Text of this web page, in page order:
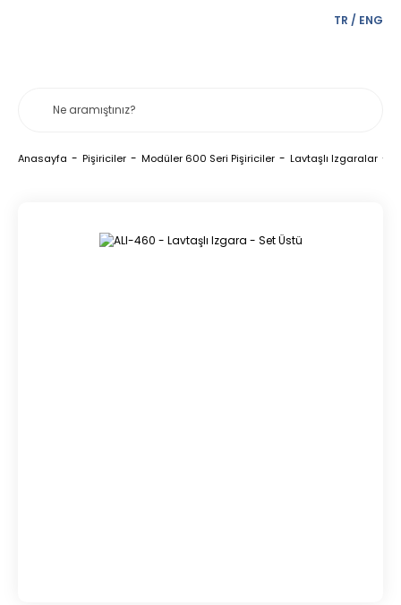
TR / ENG
Anasayfa Pişiriciler Modüler 600 Seri Pişiriciler Lavtaşlı Izgaralar